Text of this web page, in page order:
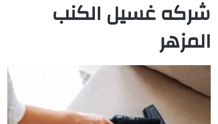
شركه غسيل الكنب
المزهر